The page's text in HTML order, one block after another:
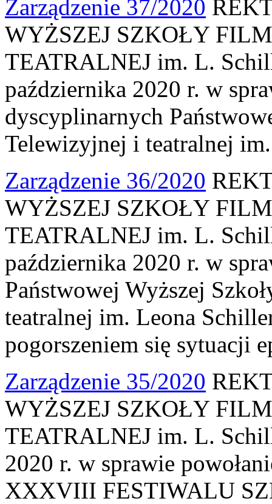
Zarządzenie 37/2020
WYŻSZEJ SZKOŁY
TEATRALNEJ im. L.
października 2020 r. w
dyscyplinarnych
Telewizyjnej i teatralnej
Zarządzenie 36/2020
WYŻSZEJ SZKOŁY
TEATRALNEJ im. L.
października 2020 r. w
Państwowej Wyższej
teatralnej im. Leona
pogorszeniem się sytuacji
Zarządzenie 35/2020
WYŻSZEJ SZKOŁY
TEATRALNEJ im. L.
2020 r. w sprawie
XXXVIII FESTIWALU